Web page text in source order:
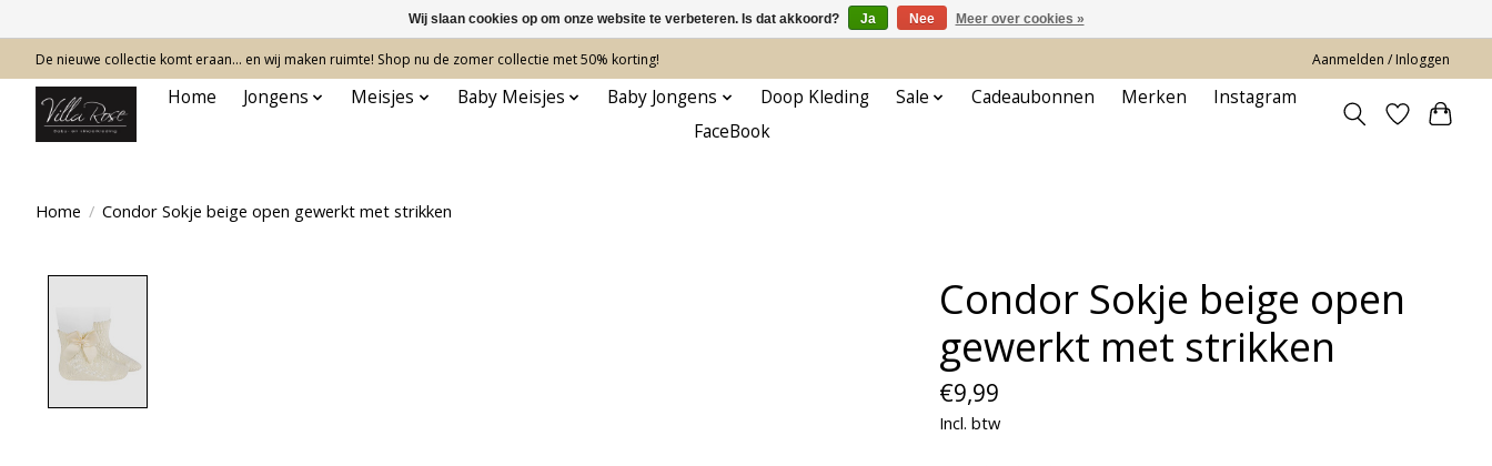
De nieuwe collectie komt eraan… en wij maken ruimte! Shop nu de zomer collectie met 50% korting! Aanmelden / Inloggen
Home Jongens Meisjes Baby Meisjes Baby Jongens Doop Kleding Sale Cadeaubonnen Merken
Instagram
FaceBook
Home / Condor Sokje beige open gewerkt met strikken
Condor Sokje beige open
gewerkt met strikken
€9,99
Incl. btw
Wij slaan cookies op om onze website te verbeteren. Is dat akkoord? Ja Nee Meer over cookies »